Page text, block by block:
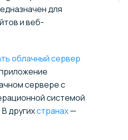
для
и веб-
облачный сервер
сервере с
системой
В другихстранах—